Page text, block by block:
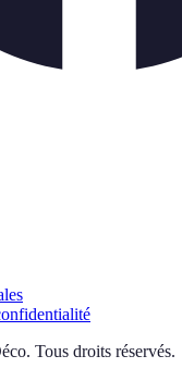
. Tous droits réservés.